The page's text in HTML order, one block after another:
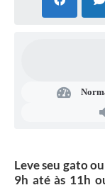
Súmulas
Consulta Pública
Leve seu gato
9h até às 11h